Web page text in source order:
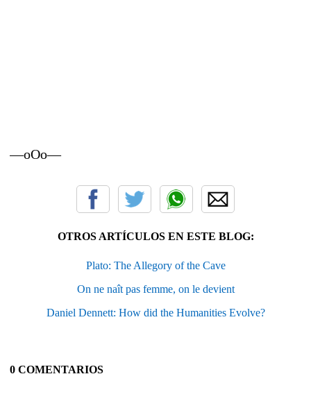
—oOo—
OTROS ARTÍCULOS EN ESTE BLOG:
Plato: The Allegory of the Cave
On ne naît pas femme, on le devient
Daniel Dennett: How did the Humanities Evolve?
0 COMENTARIOS